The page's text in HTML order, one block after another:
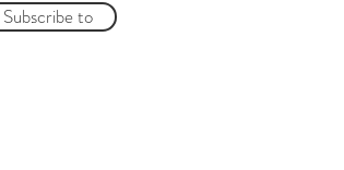
Subscribe to